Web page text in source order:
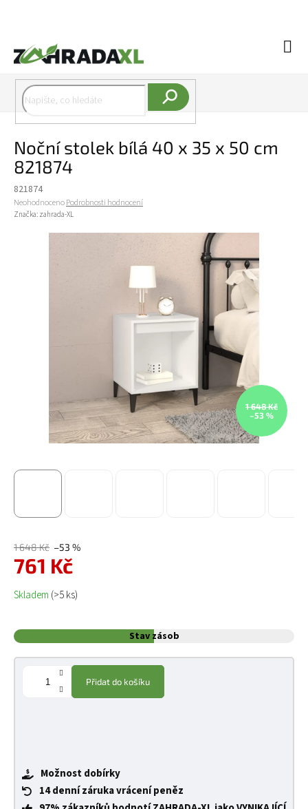
Noční stolek bílá 40 x 35 x 50 cm
821874
821874
Průměrné hodnocení produktu je 0,0 z 5 hvězdiček.
NeohodnocenoPodrobnosti hodnocení
Značka: zahrada-XL
1 648 Kč
–53 %
1 648 Kč –53 %
761 Kč
Měrná cena:
Skladem (>5 ks)
Stav zásob
Přidat do košíku
Možnost dobírky
14 denní záruka vrácení peněz